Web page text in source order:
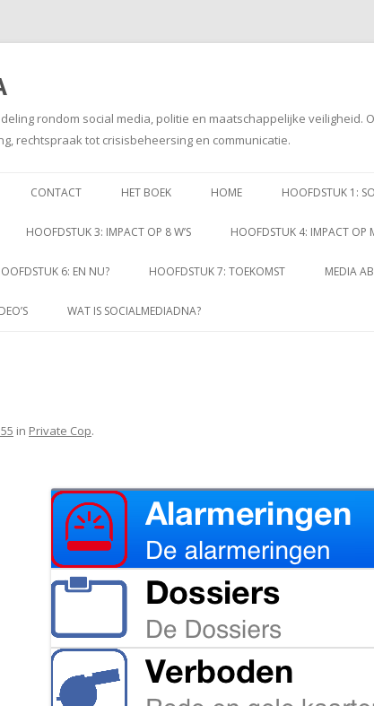
rondom social media, politie en maatschappelijke
rechtspraak tot crisisbeheersing en communicatie.
naar
CONTACT HET BOEK HOME HOOFDSTUK 1:
HOOFDSTUK 3: IMPACT OP 8 W’S HOOFDSTUK 4: IMPACT OP
6: EN NU? HOOFDSTUK 7: TOEKOMST MEDIA
WAT IS SOCIALMEDIADNA?
in Private Cop.